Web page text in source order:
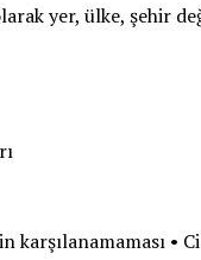
yer, ülke, şehir
karşılanamaması •